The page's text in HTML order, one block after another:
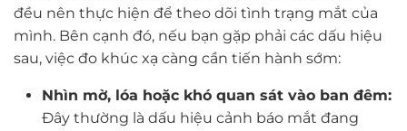
đều nên thực hiện để theo dõi tình trạng mắt của
mình. Bên cạnh đó, nếu bạn gặp phải các dấu hiệu
sau, việc đo khúc xạ càng cần tiến hành sớm:
Nhìn mờ, lóa hoặc khó quan sát vào ban đêm:
Đây thường là dấu hiệu cảnh báo mắt đang